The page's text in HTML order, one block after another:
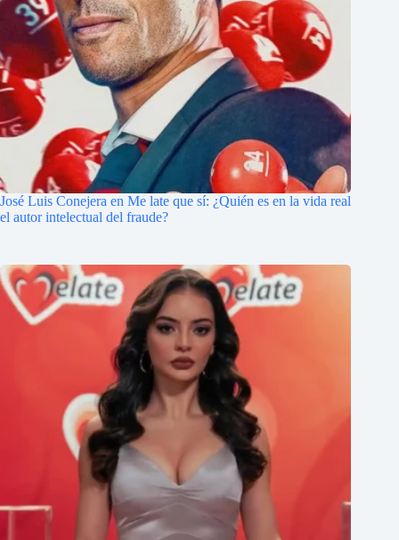
José Luis Conejera en Me late que sí: ¿Quién es en la vida real
el autor intelectual del fraude?